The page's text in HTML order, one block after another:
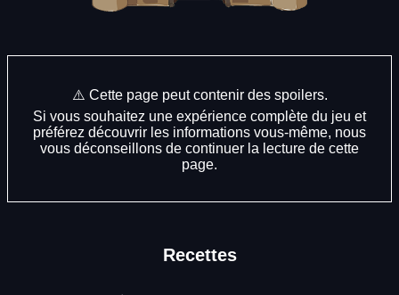
⚠️ Cette page peut contenir des spoilers.
Si vous souhaitez une expérience complète du jeu et
préférez découvrir les informations vous-même, nous
vous déconseillons de continuer la lecture de cette
page.
Recettes